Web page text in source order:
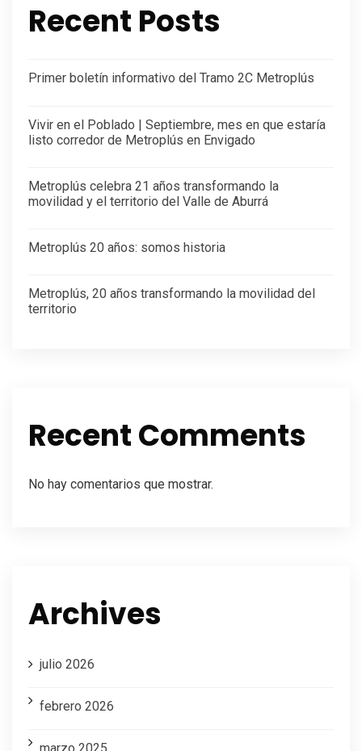
Recent Posts
Primer boletín informativo del Tramo 2C Metroplús
Vivir en el Poblado | Septiembre, mes en que estaría
listo corredor de Metroplús en Envigado
Metroplús celebra 21 años transformando la
movilidad y el territorio del Valle de Aburrá
Metroplús 20 años: somos historia
Metroplús, 20 años transformando la movilidad del
territorio
Recent Comments
No hay comentarios que mostrar.
Archives
julio 2026
febrero 2026